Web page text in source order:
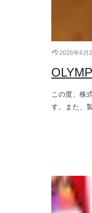
2026年6月
この度、株
す。また、